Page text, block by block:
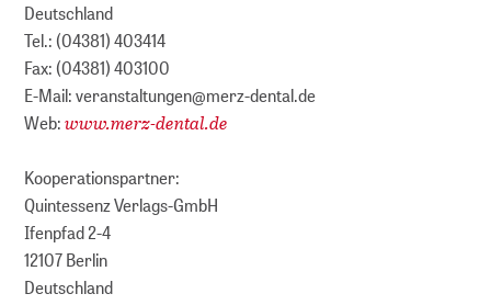
Deutschland
Tel.: (04381) 403414
Fax: (04381) 403100
E-Mail: veranstaltungen@merz-dental.de
Web:www.merz-dental.de
Kooperationspartner:
Quintessenz Verlags-GmbH
Ifenpfad 2-4
12107 Berlin
Deutschland